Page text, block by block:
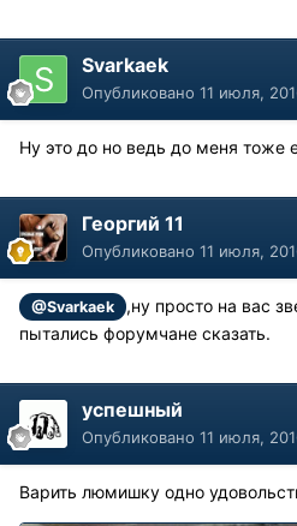
Svarkaek
Опубликовано 11 июля,
Ну это до но ведь до меня тоже
Георгий 11
Опубликовано 11 июля,
@Svarkaek
,ну просто на вас
пытались форумчане сказать.
успешный
Опубликовано 11 июля,
Варить люмишку одно